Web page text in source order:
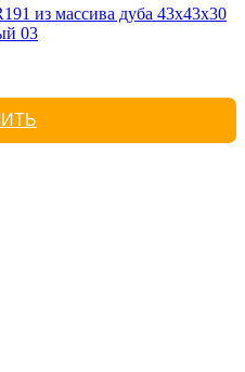
из массива дуба 43х43х30
03